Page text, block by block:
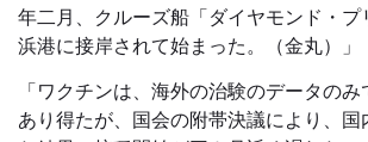
年二月、クルーズ船「ダイヤモンド・プ
浜港に接岸されて始まった。（金丸）」
「ワクチンは、海外の治験のデータの
あり得たが、国会の附帯決議により、国